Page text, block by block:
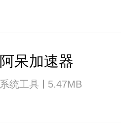
阿呆加速器
系统工具 5.47MB